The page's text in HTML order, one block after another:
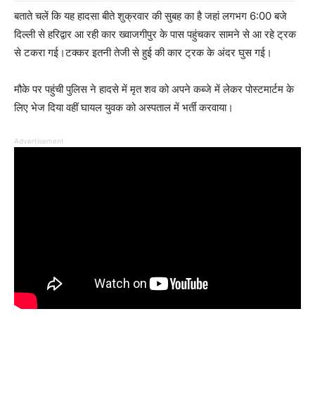
बताते चलें कि यह हादसा बीते शुक्रवार की सुबह का है जहां लगभग 6:00 बजे
दिल्ली से हरिद्वार आ रही कार ख्वाजगीपुर के पास पहुंचकर सामने से आ रहे ट्रक
से टकरा गई।टक्कर इतनी तेजी से हुई की कार ट्रक के अंदर घुस गई।
मौके पर पहुंची पुलिस ने हादसे में मृत शव को अपने कब्जे में लेकर पोस्टमार्टम के
लिए भेज दिया वहीं घायल युवक को अस्पताल में भर्ती करवाया।
Advertisement